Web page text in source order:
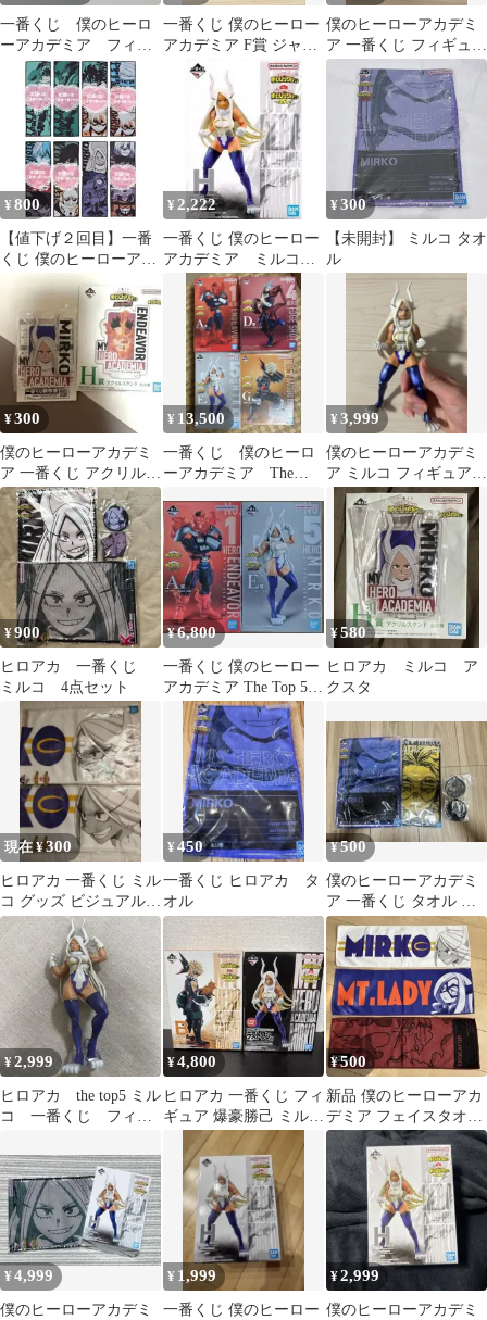
一番くじ 僕のヒーロ
ーアカデミア フィギ
ュア ミルコ
一番くじ 僕のヒーロー
アカデミア F賞 ジャガ
ードタオル ミルコ
僕のヒーローアカデミ
ア 一番くじ フィギュア
ミルコ
¥ 800
【値下げ２回目】一番
くじ 僕のヒーローアカ
デミア タオル ミルコ
ヒロアカ
¥ 2,222
一番くじ 僕のヒーロー
アカデミア ミルコフ
ィギュア
¥300
【未開封】 ミルコ タオ
ル
¥300
僕のヒーローアカデミ
ア 一番くじ アクリルス
タンド
¥ 13,500
一番くじ 僕のヒーロ
ーアカデミア The
新品未開封
¥3,999
僕のヒーローアカデミ
ア ミルコ フィギュア
一番くじ ラストワン
¥900
ヒロアカ 一番くじ
ミルコ 4点セット
¥6,800
一番くじ 僕のヒーロー
アカデミア The Top 5!
フィギュアセット
¥580
ヒロアカ ミルコ ア
クスタ
現在 ¥300
ヒロアカ 一番くじ ミル
コ グッズ ビジュアルタ
オル （2枚）
¥450
一番くじ ヒロアカ タ
オル
¥500
僕のヒーローアカデミ
ア 一番くじ タオル ラ
バーキーホルダーセッ
ト
¥2,999
ヒロアカ the top5 ミル
コ 一番くじ フィギ
¥4,800
ヒロアカ 一番くじ フィ
ギュア 爆豪勝己 ミルコ
新品未開封
¥500
新品 僕のヒーローアカ
デミア フェイスタオル
3枚セット 一番くじ
¥4,999
僕のヒーローアカデミ
¥ 1,999
一番くじ 僕のヒーロー
¥2,999
僕のヒーローアカデミ